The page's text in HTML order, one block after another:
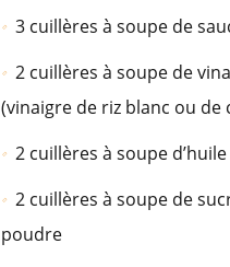
3 cuillères à soupe de
2 cuillères à soupe de
(vinaigre de riz blanc ou de
2 cuillères à soupe
2 cuillères à soupe de
poudre